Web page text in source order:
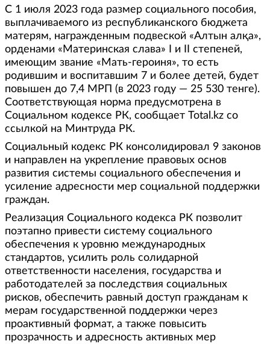
С 1 июля 2023 года размер социального пособия,
выплачиваемого из республиканского бюджета
матерям, награжденным подвеской «Алтын алқа»,
орденами «Материнская слава» I и II степеней,
имеющим звание «Мать-героиня», то есть
родившим и воспитавшим 7 и более детей, будет
повышен до 7,4 МРП (в 2023 году — 25 530 тенге).
Соответствующая норма предусмотрена в
Социальном кодексе РК, сообщает Total.kz со
ссылкой на Минтруда РК.
Социальный кодекс РК консолидировал 9 законов
и направлен на укрепление правовых основ
развития системы социального обеспечения и
усиление адресности мер социальной поддержки
граждан.
Реализация Социального кодекса РК позволит
поэтапно привести систему социального
обеспечения к уровню международных
стандартов, усилить роль солидарной
ответственности населения, государства и
работодателей за последствия социальных
рисков, обеспечить равный доступ гражданам к
мерам государственной поддержки через
проактивный формат, а также повысить
прозрачность и адресность активных мер